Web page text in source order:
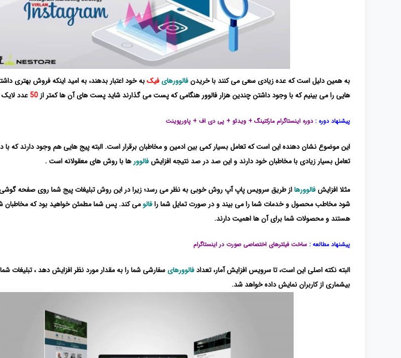
به همین دلیل است که عده زیادی سعی می کنند با خریدنفالوورهای فیکبه خود اعتبار بدهند، به امید اینکه فروش بهتری
هایی را می بینیم که با وجود داشتن چندین هزار فالوور هنگامی که پست می گذارند شاید پست های آن ها کمتر از 50عدد
پیشنهاد دوره : دوره اینستاگرام مارکتینگ + ویدئو + پی دی اف + پاورپوینت
این موضوع نشان دهنده این است که تعامل بسیار کمی بین ادمین و مخاطبان برقرار است. البته پیج هایی هم وجود دارند که با
تعامل بسیار زیادی با مخاطبان خود دارند و این صد در صد نتیجه افزایشفالوور ها با روش های معقولانه است .
مثلا افزایشفالوورهااز طریق سرویس پاپ آپ روش خوبی به نظر می رسد؛ زیرا در این روش تبلیغات پیج شما روی صفحه گوشی
شود مخاطب محصول و خدمات شما را می بیند و در صورت تمایل شما رافالومی کند. پس شما مطمئن خواهید بود که
هستند و محصولات شما برای آن ها اهمیت دارند.
پیشنهاد مطالعه : ساخت فیلترهای اختصاصی صورت در اینستاگرام
البته نکته اصلی این است، تا سرویس افزایش آمار، تعدادفالوورهای سفارشی شما را به مقدار مورد نظر افزایش دهد ، تبلیغات
بیشماری از کاربران نمایش داده خواهد شد.